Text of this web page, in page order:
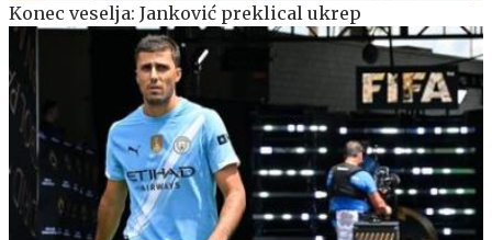
Konec veselja: Janković preklical ukrep